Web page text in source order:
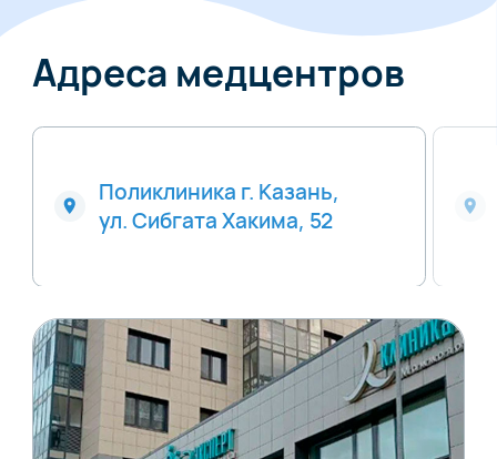
Адреса медцентров
Поликлиника г. Казань,
ул. Сибгата Хакима, 52